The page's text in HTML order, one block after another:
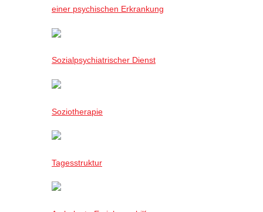
einer psychischen Erkrankung
Sozialpsychiatrischer Dienst
Soziotherapie
Tagesstruktur